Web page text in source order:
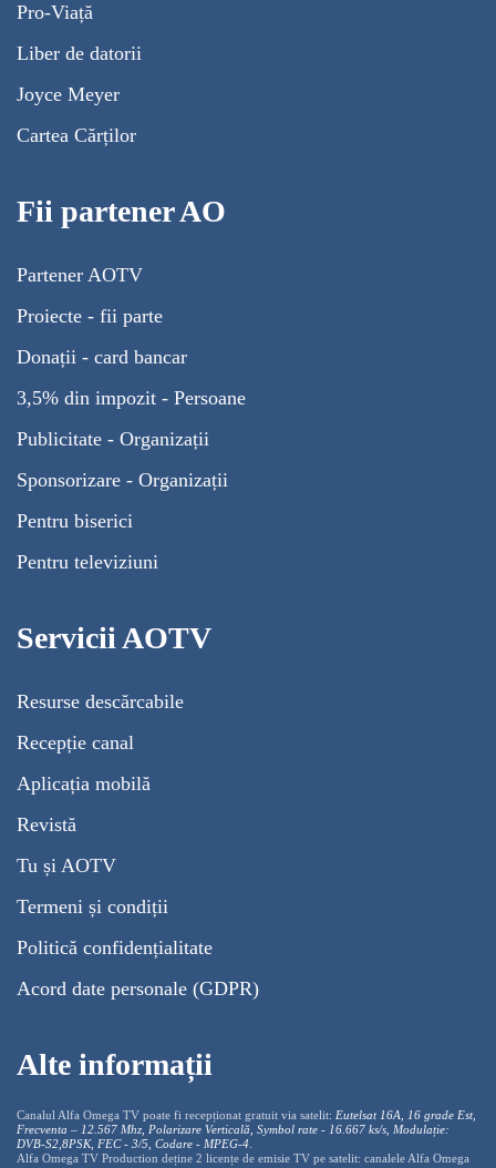
Pro-Viață
Liber de datorii
Joyce Meyer
Cartea Cărților
Fii partener AO
Partener AOTV
Proiecte - fii parte
Donații - card bancar
3,5% din impozit - Persoane
Publicitate - Organizații
Sponsorizare - Organizații
Pentru biserici
Pentru televiziuni
Servicii AOTV
Resurse descărcabile
Recepție canal
Aplicația mobilă
Revistă
Tu și AOTV
Termeni și condiții
Politică confidențialitate
Acord date personale (GDPR)
Alte informații
Canalul Alfa Omega TV poate fi recepționat gratuit via satelit: Eutelsat 16A, 16 grade Est,
Frecventa – 12.567 Mhz, Polarizare Verticală, Symbol rate - 16.667 ks/s, Modulație:
DVB-S2,8PSK, FEC - 3/5, Codare - MPEG-4
Alfa Omega TV Production deține 2 licențe de emisie TV pe satelit: canalele Alfa Omega